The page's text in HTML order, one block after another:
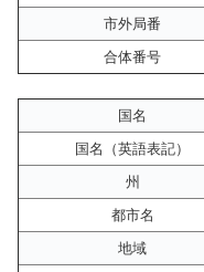
市外局番
合体番号
国名
国名（英語表記）
州
都市名
地域